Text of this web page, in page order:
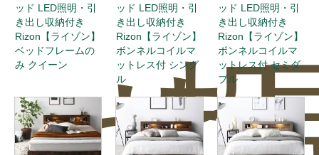
ッド LED照明・引
き出し収納付き
Rizon【ライゾン】
ベッドフレームの
み クイーン
ッド LED照明・引
き出し収納付き
Rizon【ライゾン】
ボンネルコイルマ
ットレス付 シング
ル
ッド LED照明・引
き出し収納付き
Rizon【ライゾン】
ボンネルコイルマ
ットレス付 セミダ
ブル